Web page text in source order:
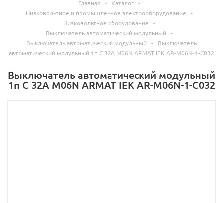
Главная - Каталог -
Низковольтное и промышленное электрооборудование
-
Низковольтное оборудование
-
Выключатель автоматический модульный
-
Выключатель автоматический модульный
-
Выключатель
автоматический модульный 1п C 32А M06N ARMAT IEK AR-M06N-1-C032
Выключатель автоматический модульный
1п C 32А M06N ARMAT IEK AR-M06N-1-C032